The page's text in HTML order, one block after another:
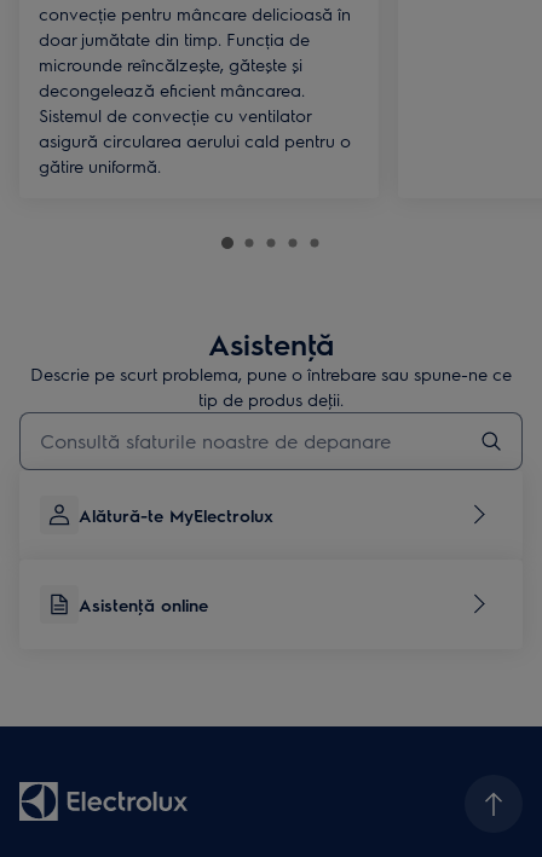
convecție pentru mâncare delicioasă în
doar jumătate din timp. Funcția de
microunde reîncălzește, gătește și
decongelează eficient mâncarea.
Sistemul de convecție cu ventilator
asigură circularea aerului cald pentru o
gătire uniformă.
Asistenţă
Descrie pe scurt problema, pune o întrebare sau spune-ne ce
tip de produs deţii.
Type to search for support articles
Alătură-te MyElectrolux
Asistenţă online